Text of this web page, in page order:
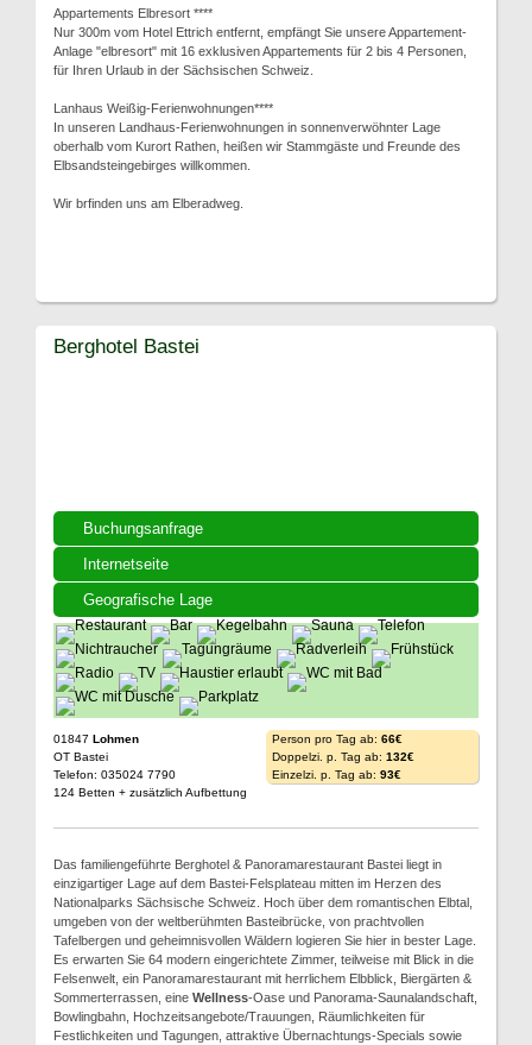
Appartements Elbresort ****
Nur 300m vom Hotel Ettrich entfernt, empfängt Sie unsere Appartement-
Anlage "elbresort" mit 16 exklusiven Appartements für 2 bis 4 Personen,
für Ihren Urlaub in der Sächsischen Schweiz.
Lanhaus Weißig-Ferienwohnungen****
In unseren Landhaus-Ferienwohnungen in sonnenverwöhnter Lage
oberhalb vom Kurort Rathen, heißen wir Stammgäste und Freunde des
Elbsandsteingebirges willkommen.
Wir brfinden uns am Elberadweg.
Buchungsanfrage
Internetseite
Geografische Lage
Berghotel Bastei
01847 Lohmen
OT Bastei
Telefon: 035024 7790
124 Betten + zusätzlich Aufbettung
Person pro Tag ab: 66€
Doppelzi. p. Tag ab: 132€
Einzelzi. p. Tag ab: 93€
Das familiengeführte Berghotel & Panoramarestaurant Bastei liegt in
einzigartiger Lage auf dem Bastei-Felsplateau mitten im Herzen des
Nationalparks Sächsische Schweiz. Hoch über dem romantischen Elbtal,
umgeben von der weltberühmten Basteibrücke, von prachtvollen
Tafelbergen und geheimnisvollen Wäldern logieren Sie hier in bester Lage.
Es erwarten Sie 64 modern eingerichtete Zimmer, teilweise mit Blick in die
Felsenwelt, ein Panoramarestaurant mit herrlichem Elbblick, Biergärten &
Sommerterrassen, eine Wellness-Oase und Panorama-Saunalandschaft,
Bowlingbahn, Hochzeitsangebote/Trauungen, Räumlichkeiten für
Festlichkeiten und Tagungen, attraktive Übernachtungs-Specials sowie